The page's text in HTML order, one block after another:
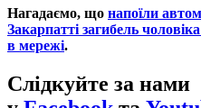
Нагадаємо, що напоїли
Закарпатті загибель
в мережі.
Слідкуйте за нами